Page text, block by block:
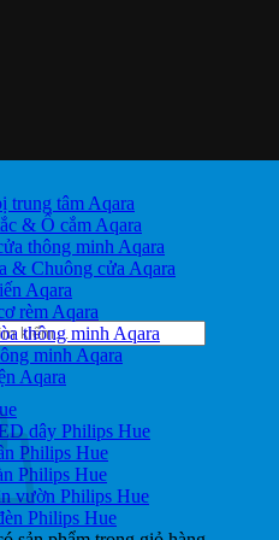
trung tâm Aqara
& Ổ cắm Aqara
thông minh Aqara
& Chuông cửa Aqara
Aqara
rèm Aqara
thông minh Aqara
minh Aqara
Aqara
dây Philips Hue
Philips Hue
Philips Hue
vườn Philips Hue
Philips Hue